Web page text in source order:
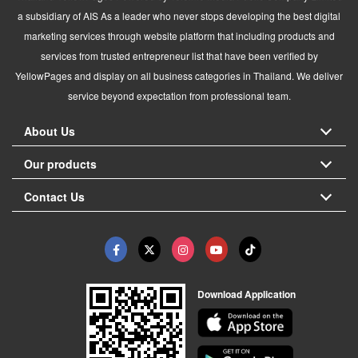
a subsidiary of AIS As a leader who never stops developing the best digital
marketing services through website platform that including products and
services from trusted entrepreneur list that have been verified by
YellowPages and display on all business categories in Thailand. We deliver
service beyond expectation from professional team.
About Us
Our products
Contact Us
Download Application